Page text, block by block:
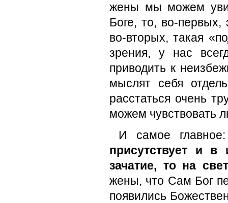
жены мы можем
Боге, то, во-
во-вторых, такая
зрения, у нас
приводить к
мыслят себя
расстаться очень
можем чувствовать
И самое
присутствует и в
зачатие, то на
жены, что Сам Бог
появились